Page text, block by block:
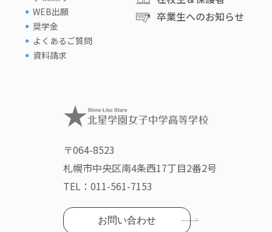
WEB出願
奨学金
よくあるご質問
資料請求
卒業生へのお知らせ
〒064-8523
札幌市中央区南4条西17丁目2番2号
TEL： 011-561-7153
お問い合わせ